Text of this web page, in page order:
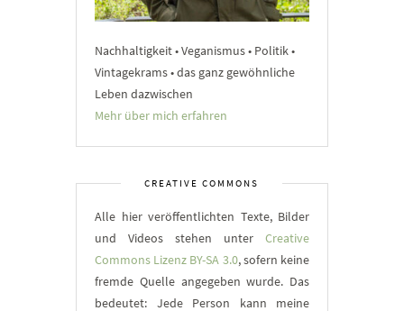
Nachhaltigkeit • Veganismus • Politik •
Vintagekrams • das ganz gewöhnliche
Leben dazwischen
Mehr über mich erfahren
CREATIVE COMMONS
Alle hier veröffentlichten Texte, Bilder
und Videos stehen unter Creative
Commons Lizenz BY-SA 3.0, sofern keine
fremde Quelle angegeben wurde. Das
bedeutet: Jede Person kann meine